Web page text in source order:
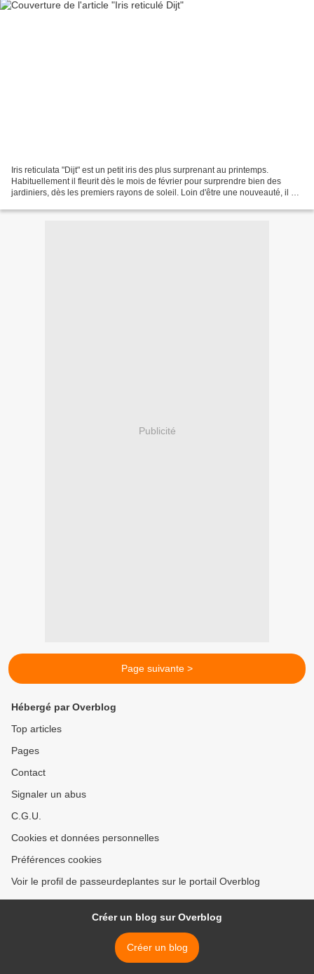
Iris reticulata "Dijt" est un petit iris des plus surprenant au printemps.
Habituellement il fleurit dès le mois de février pour surprendre bien des
jardiniers, dès les premiers rayons de soleil. Loin d'être une nouveauté, il est
Publicité
Page suivante >
Hébergé par Overblog
Top articles
Pages
Contact
Signaler un abus
C.G.U.
Cookies et données personnelles
Préférences cookies
Voir le profil de passeurdeplantes sur le portail Overblog
Créer un blog sur Overblog
Créer un blog